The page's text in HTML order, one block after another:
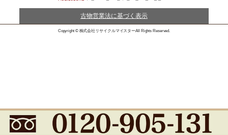
古物営業法に基づく表示
Copyright © 株式会社リサイクルマイスターAll Rights Reserved.